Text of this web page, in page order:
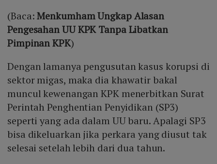
(Baca:Menkumham Ungkap Alasan
Pengesahan UU KPK Tanpa Libatkan
Pimpinan KPK)
Dengan lamanya pengusutan kasus korupsi di
sektor migas, maka dia khawatir bakal
muncul kewenangan KPK menerbitkan Surat
Perintah Penghentian Penyidikan (SP3)
seperti yang ada dalam UU baru. Apalagi SP3
bisa dikeluarkan jika perkara yang diusut tak
selesai setelah lebih dari dua tahun.